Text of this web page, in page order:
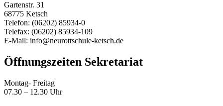
Gartenstr. 31
68775 Ketsch
Telefon: (06202) 85934-0
Telefax: (06202) 85934-109
E-Mail: info@neurottschule-ketsch.de
Öffnungszeiten Sekretariat
Montag- Freitag
07.30 – 12.30 Uhr